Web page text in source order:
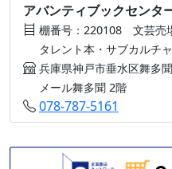
アバンティブックセンタ
棚番号：220108 文芸売
タレント本・サブカルチ
兵庫県神戸市垂水区舞多
メール舞多聞 2階
078-787-5161